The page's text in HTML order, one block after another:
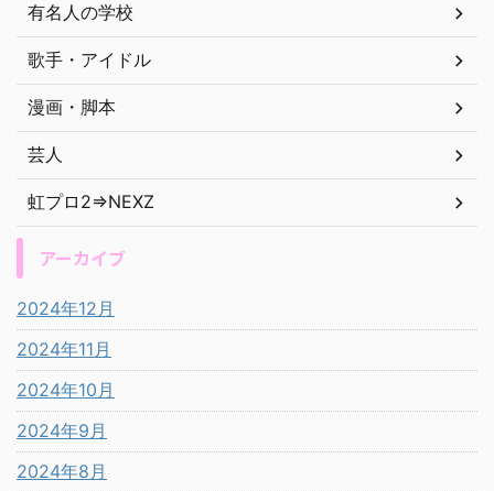
有名人の学校
歌手・アイドル
漫画・脚本
芸人
虹プロ2⇒NEXZ
アーカイブ
2024年12月
2024年11月
2024年10月
2024年9月
2024年8月